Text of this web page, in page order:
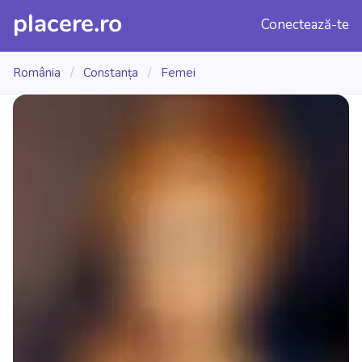
placere.ro Conectează-te
România / Constanța / Femei